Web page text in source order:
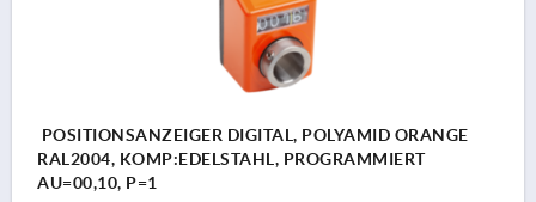
POSITIONSANZEIGER DIGITAL, POLYAMID ORANGE
RAL2004, KOMP:EDELSTAHL, PROGRAMMIERT
AU=00,10, P=1